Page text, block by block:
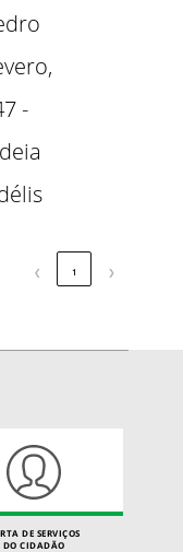
-
❮ 1 ❯
DE SERVIÇOS
DO CIDADÃO